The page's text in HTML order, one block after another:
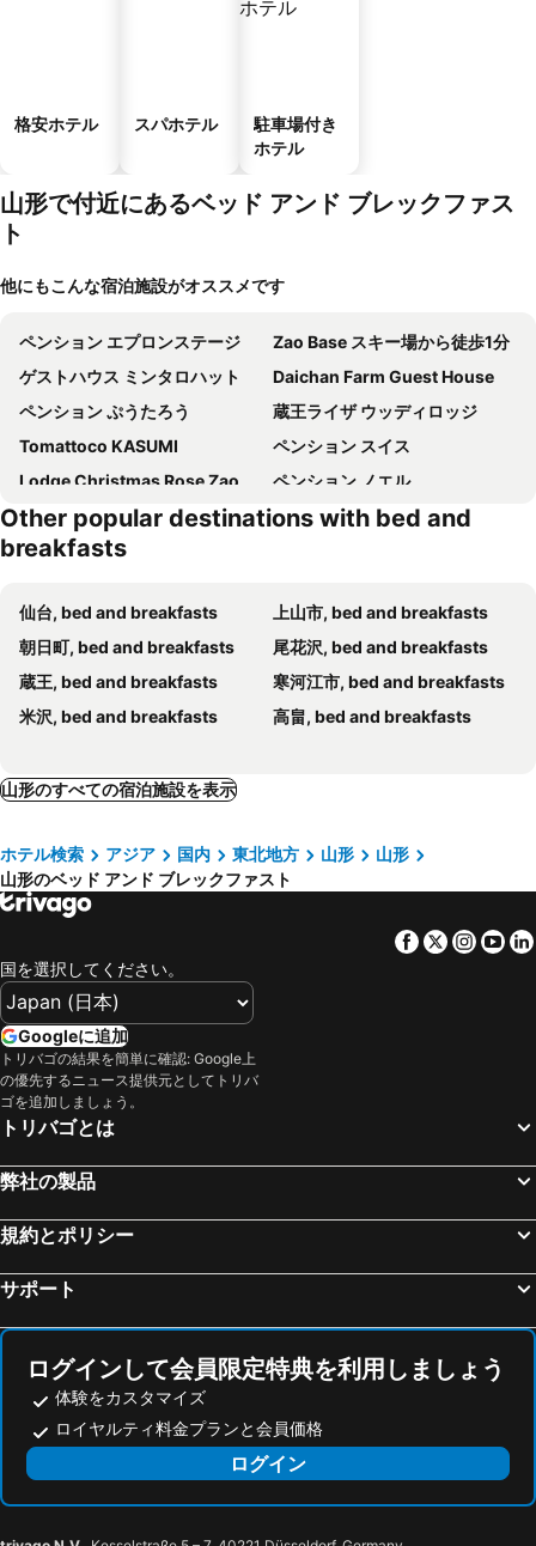
格安ホテル スパホテル
駐車場付き
ホテル
山形で付近にあるベッド アンド ブレックファス
ト
他にもこんな宿泊施設がオススメです
ペンション エプロンステージ
Zao Base スキー場から徒歩1分
ゲストハウス ミンタロハット
Daichan Farm Guest House
ペンション ぷうたろう
蔵王ライザ ウッディロッジ
Tomattoco KASUMI
ペンション スイス
Lodge Christmas Rose Zao
ペンション ノエル
ペンション ビートル
ろばた
ペンション ステラ
Other popular destinations with bed and
breakfasts
仙台, bed and breakfasts
上山市, bed and breakfasts
朝日町, bed and breakfasts
尾花沢, bed and breakfasts
蔵王, bed and breakfasts
寒河江市, bed and breakfasts
米沢, bed and breakfasts
高畠, bed and breakfasts
山形のすべての宿泊施設を表示
ホテル検索 アジア 国内 東北地方 山形
山形
山形のベッド アンド ブレックファスト
Facebook
Twitter
国を選択してください。
Googleに追加
トリバゴの結果を簡単に確認: Google上
の優先するニュース提供元としてトリバ
ゴを追加しましょう。
トリバゴとは
弊社の製品
規約とポリシー
サポート
ログインして会員限定特典を利用しましょう
体験をカスタマイズ
ロイヤルティ料金プランと会員価格
ログイン